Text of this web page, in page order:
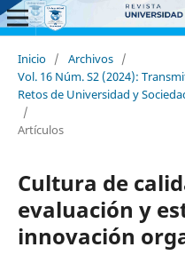
Inicio / Archivos /
Vol. 16 Núm. S2 (2024):
Retos de Universidad y
/
Artículos
Cultura de
evaluación y
innovación